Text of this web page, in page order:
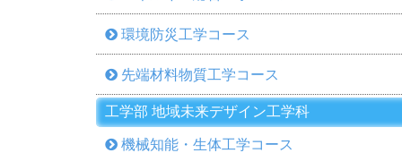
環境防災工学コース
先端材料物質工学コース
工学部 地域未来デザイン工学科
機械知能・生体工学コース